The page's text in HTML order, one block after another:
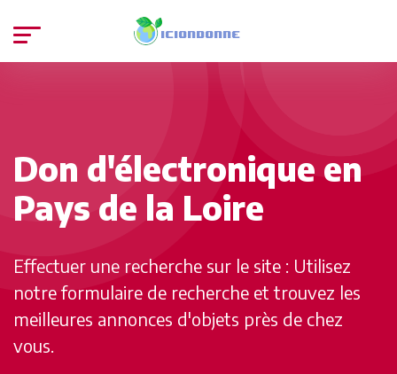
Don d'électronique en
Pays de la Loire
Effectuer une recherche sur le site : Utilisez
notre formulaire de recherche et trouvez les
meilleures annonces d'objets près de chez
vous.